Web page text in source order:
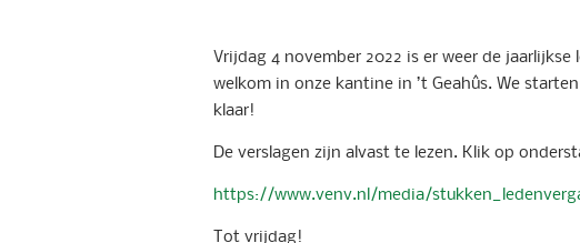
Vrijdag 4 november 2022 is er weer de
welkom in onze kantine in ’t Geahûs. We
klaar!
De verslagen zijn alvast te lezen. Klik op
https://www.venv.nl/media/
Tot vrijdag!